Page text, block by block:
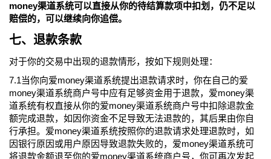
money渠道系统可以直接从你的待结算款项中扣划，仍不足以
赔偿的，可以继续向你追偿。
七、退款条款
对于你的交易中出现的退款情形，按如下规则处理：
7.1当你向爱money渠道系统提出退款请求时，你在自己的爱
money渠道系统商户号中应有足够资金用于退款，爱money渠
道系统有权直接从你的爱money渠道系统商户号中扣除退款金
额完成退款，如因你资金不足导致无法退款的，其后果由你自
行承担。爱money渠道系统按照你的退款请求处理退款时，如
因银行原因或用户原因导致退款失败的，爱money渠道系统可
将退款金额退至你的爱money渠道系统商户号，你可再次发起